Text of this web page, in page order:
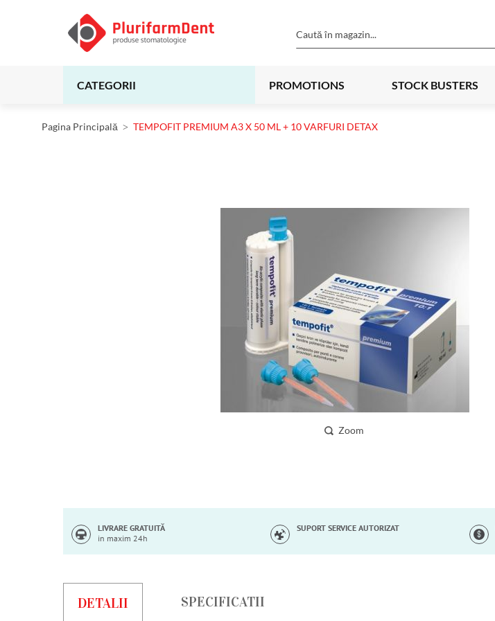
CATEGORII PROMOTIONS STOCK BUSTERS
Pagina Principală TEMPOFIT PREMIUM A3 X 50 ML + 10 VARFURI DETAX
Zoom
the
images
LIVRARE GRATUITĂ
in maxim 24h
SUPORT SERVICE AUTORIZAT
DETALII SPECIFICATII